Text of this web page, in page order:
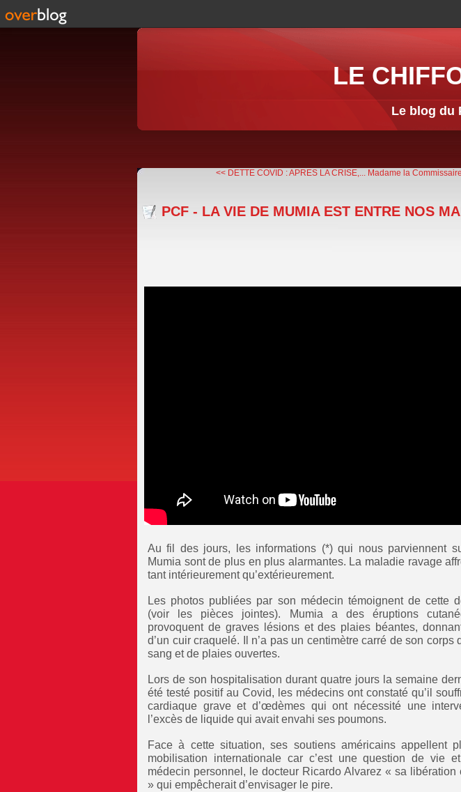
LE
Le blog du
<< DETTE COVID : APRES LA CRISE,... Madame la
PCF - LA VIE DE MUMIA EST ENTRE NOS
Au fil des jours, les informations (*) qui nous parviennent
Mumia sont de plus en plus alarmantes. La maladie ravage
tant intérieurement qu’extérieurement.
Les photos publiées par son médecin témoignent de cette
(voir les pièces jointes). Mumia a des éruptions
provoquent de graves lésions et des plaies béantes,
d’un cuir craquelé. Il n’a pas un centimètre carré de son corps
sang et de plaies ouvertes.
Lors de son hospitalisation durant quatre jours la semaine
été testé positif au Covid, les médecins ont constaté qu’il
cardiaque grave et d’œdèmes qui ont nécessité une
l’excès de liquide qui avait envahi ses poumons.
Face à cette situation, ses soutiens américains appellent
mobilisation internationale car c’est une question de vie
médecin personnel, le docteur Ricardo Alvarez « sa libération
» qui empêcherait d’envisager le pire.